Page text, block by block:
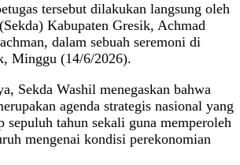
tersebut dilakukan langsung oleh
Kabupaten Gresik, Achmad
dalam sebuah seremoni di
Minggu (14/6/2026).
Sekda Washil menegaskan bahwa
agenda strategis nasional yang
sepuluh tahun sekali guna memperoleh
mengenai kondisi perekonomian